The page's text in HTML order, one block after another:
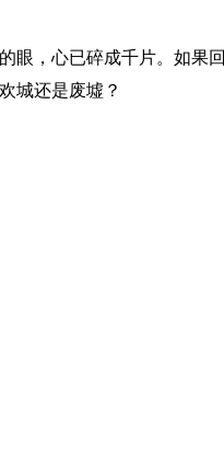
眼，心已碎成千片。如果回
城还是废墟？